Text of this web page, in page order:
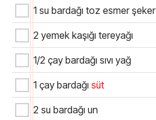
1 su bardağı toz esmer şeker
2 yemek kaşığı tereyağı
1/2 çay bardağı sıvı yağ
1 çay bardağı süt
2 su bardağı un